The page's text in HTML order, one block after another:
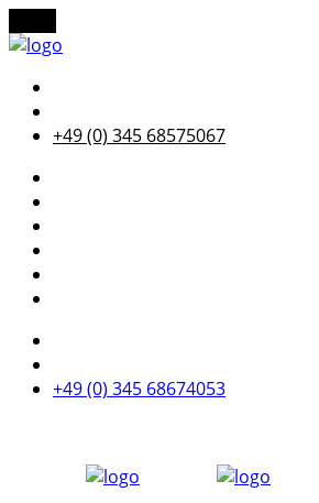
+49 (0) 345 68575067
+49 (0) 345 68674053